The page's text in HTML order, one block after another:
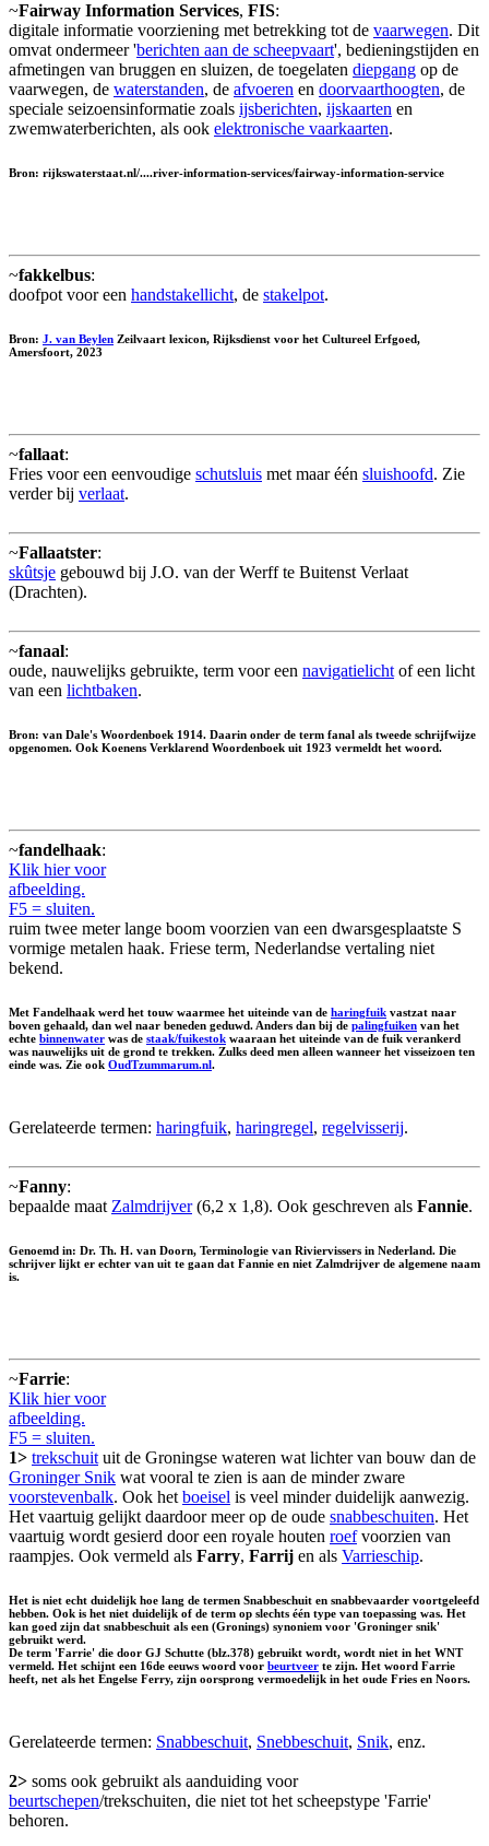
~Fairway Information Services, FIS:
digitale informatie voorziening met betrekking tot de vaarwegen. Dit
omvat ondermeer 'berichten aan de scheepvaart', bedieningstijden en
afmetingen van bruggen en sluizen, de toegelaten diepgang op de
vaarwegen, de waterstanden, de afvoeren en doorvaarthoogten, de
speciale seizoensinformatie zoals ijsberichten, ijskaarten en
zwemwaterberichten, als ook elektronische vaarkaarten.
Bron: rijkswaterstaat.nl/....river-information-services/fairway-information-service
~fakkelbus:
doofpot voor een handstakellicht, de stakelpot.
Bron: J. van Beylen Zeilvaart lexicon, Rijksdienst voor het Cultureel Erfgoed,
Amersfoort, 2023
~fallaat:
Fries voor een eenvoudige schutsluis met maar één sluishoofd. Zie
verder bij verlaat.
~Fallaatster:
skûtsje gebouwd bij J.O. van der Werff te Buitenst Verlaat
(Drachten).
~fanaal:
oude, nauwelijks gebruikte, term voor een navigatielicht of een licht
van een lichtbaken.
Bron: van Dale's Woordenboek 1914. Daarin onder de term fanal als tweede schrijfwijze
opgenomen. Ook Koenens Verklarend Woordenboek uit 1923 vermeldt het woord.
~fandelhaak:
Klik hier voor
afbeelding.
F5 = sluiten.
ruim twee meter lange boom voorzien van een dwarsgesplaatste S
vormige metalen haak. Friese term, Nederlandse vertaling niet
bekend.
Met Fandelhaak werd het touw waarmee het uiteinde van de haringfuik vastzat naar
boven gehaald, dan wel naar beneden geduwd. Anders dan bij de palingfuiken van het
echte binnenwater was de staak/fuikestok waaraan het uiteinde van de fuik verankerd
was nauwelijks uit de grond te trekken. Zulks deed men alleen wanneer het visseizoen ten
einde was. Zie ook OudTzummarum.nl.
Gerelateerde termen: haringfuik, haringregel, regelvisserij.
~Fanny:
bepaalde maat Zalmdrijver(6,2 x 1,8). Ook geschreven als Fannie.
Genoemd in: Dr. Th. H. van Doorn, Terminologie van Riviervissers in Nederland. Die
schrijver lijkt er echter van uit te gaan dat Fannie en niet Zalmdrijver de algemene naam
is.
~Farrie:
Klik hier voor
afbeelding.
F5 = sluiten.
1> trekschuit uit de Groningse wateren wat lichter van bouw dan de
Groninger Snik wat vooral te zien is aan de minder zware
voorstevenbalk. Ook het boeisel is veel minder duidelijk aanwezig.
Het vaartuig gelijkt daardoor meer op de oude snabbeschuiten. Het
vaartuig wordt gesierd door een royale houten roefvoorzien van
raampjes. Ook vermeld als Farry, Farrij en als Varrieschip.
Het is niet echt duidelijk hoe lang de termen Snabbeschuit en snabbevaarder voortgeleefd
hebben. Ook is het niet duidelijk of de term op slechts één type van toepassing was. Het
kan goed zijn dat snabbeschuit als een (Gronings) synoniem voor 'Groninger snik'
gebruikt werd.
De term 'Farrie' die door GJ Schutte (blz.378) gebruikt wordt, wordt niet in het WNT
vermeld. Het schijnt een 16de eeuws woord voor beurtveer te zijn. Het woord Farrie
heeft, net als het Engelse Ferry, zijn oorsprong vermoedelijk in het oude Fries en Noors.
Gerelateerde termen: Snabbeschuit, Snebbeschuit, Snik, enz.
2> soms ook gebruikt als aanduiding voor
beurtschepen/trekschuiten, die niet tot het scheepstype 'Farrie'
behoren.